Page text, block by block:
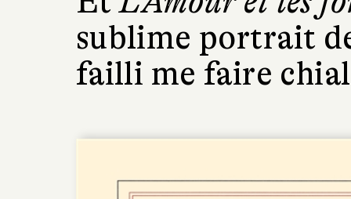
sublime portrait
failli me faire